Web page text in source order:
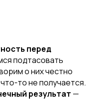
перед
подтасовать
о них честно
то не получается.
результат —